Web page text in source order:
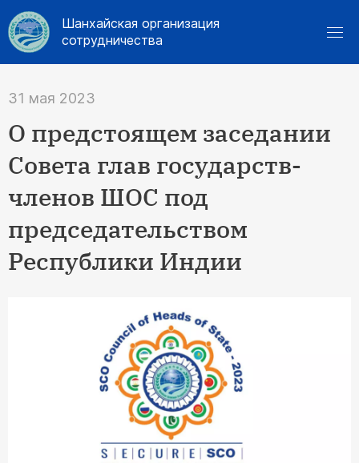
Шанхайская организация
сотрудничества
31 мая 2023
О предстоящем заседании
Совета глав государств-
членов ШОС под
председательством
Республики Индии